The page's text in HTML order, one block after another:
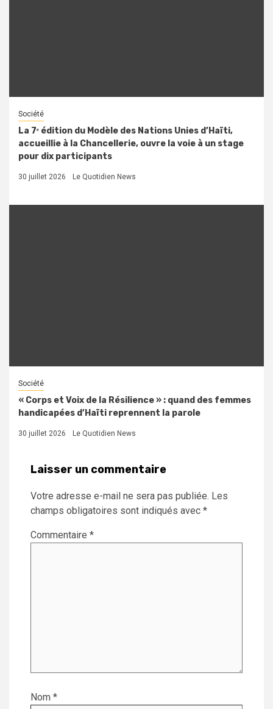
Société
La 7ᵉ édition du Modèle des Nations Unies d’Haïti,
accueillie à la Chancellerie, ouvre la voie à un stage
pour dix participants
30 juillet 2026 Le Quotidien News
Société
« Corps et Voix de la Résilience » : quand des femmes
handicapées d’Haïti reprennent la parole
30 juillet 2026 Le Quotidien News
Laisser un commentaire
Votre adresse e-mail ne sera pas publiée. Les
champs obligatoires sont indiqués avec *
Commentaire *
Nom *